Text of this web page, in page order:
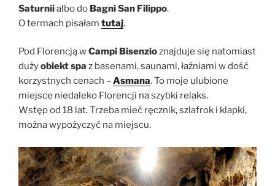
Saturniialbo do Bagni San Filippo.
O termach pisałam tutaj.
Pod Florencją wCampi Bisenzioznajduje się natomiast
dużyobiekt spa z basenami, saunami, łaźniami w dość
korzystnych cenach –Asmana. To moje ulubione
miejsce niedaleko Florencji na szybki relaks.
Wstęp od 18 lat. Trzeba mieć ręcznik, szlafrok i klapki,
można wypożyczyć na miejscu.